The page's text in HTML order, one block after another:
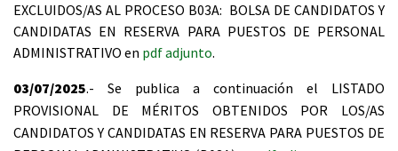
EXCLUIDOS/AS AL PROCESO B03A: BOLSA DE CANDIDATOS Y
CANDIDATAS EN RESERVA PARA PUESTOS DE PERSONAL
ADMINISTRATIVO en pdf adjunto.
03/07/2025.- Se publica a continuación el LISTADO
PROVISIONAL DE MÉRITOS OBTENIDOS POR LOS/AS
CANDIDATOS Y CANDIDATAS EN RESERVA PARA PUESTOS DE